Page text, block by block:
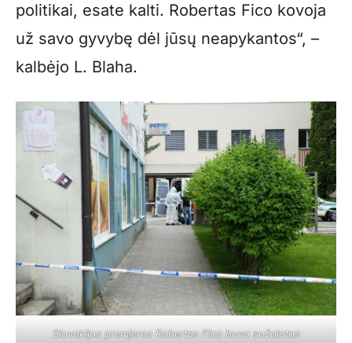
politikai, esate kalti. Robertas Fico kovoja
už savo gyvybę dėl jūsų neapykantos“, –
kalbėjo L. Blaha.
Slovakijos premjeras Robertas Fico buvo sužalotas